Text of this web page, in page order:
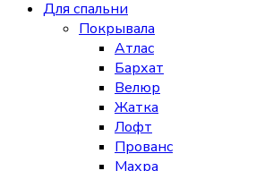
Для спальни
Покрывала
Атлас
Бархат
Велюр
Жатка
Лофт
Прованс
Махра